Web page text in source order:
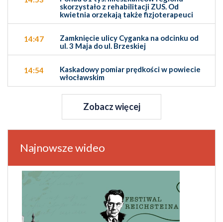
skorzystało z rehabilitacji ZUS. Od
kwietnia orzekają także fizjoterapeuci
14:47
Zamknięcie ulicy Cyganka na odcinku od
ul. 3 Maja do ul. Brzeskiej
14:54
Kaskadowy pomiar prędkości w powiecie
włocławskim
Zobacz więcej
Najnowsze wideo